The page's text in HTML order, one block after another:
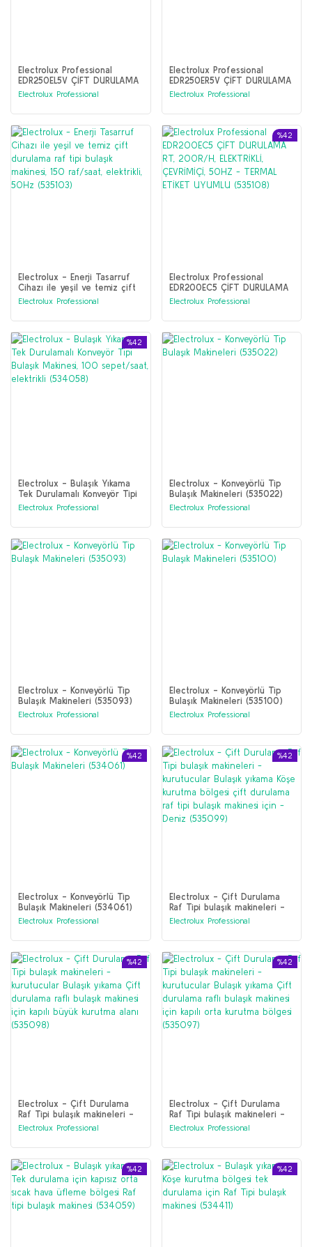
Electrolux Professional
EDR250EL5V ÇİFT DURULAMA
RT, 250R/H, ELEKTRİKLİ, ESD,
UYUMLU (535113)
Electrolux Professional
Electrolux Professional
EDR250ER5V ÇİFT DURULAMA
RT, 250R/H, ELEKTRİKLİ, ESD,
Electrolux Professional
Electrolux - Enerji Tasarruf
Cihazı ile yeşil ve temiz çift
durulama raf tipi bulaşık
elektrikli, 50Hz (535103)
Electrolux Professional
%42
Electrolux Professional
EDR200EC5 ÇİFT DURULAMA
RT, 200R/H, ELEKTRİKLİ,
ETİKET UYUMLU (535108)
Electrolux Professional
%42
Electrolux - Bulaşık Yıkama
Tek Durulamalı Konveyör Tipi
Bulaşık Makinesi, 100
(534058)
Electrolux Professional
Electrolux - Konveyörlü Tip
Bulaşık Makineleri (535022)
Electrolux Professional
Electrolux - Konveyörlü Tip
Bulaşık Makineleri (535093)
Electrolux Professional
Electrolux - Konveyörlü Tip
Bulaşık Makineleri (535100)
Electrolux Professional
%42
Electrolux - Konveyörlü Tip
Bulaşık Makineleri (534061)
Electrolux Professional
%42
Electrolux - Çift Durulama
Raf Tipi bulaşık makineleri -
kurutucular Bulaşık yıkama
durulama raf tipi bulaşık
makinesi için - Deniz
(535099)
Electrolux Professional
%42
Electrolux - Çift Durulama
Raf Tipi bulaşık makineleri -
kurutucular Bulaşık yıkama
makinesi için kapılı büyük
Electrolux Professional
%42
Electrolux - Çift Durulama
Raf Tipi bulaşık makineleri -
kurutucular Bulaşık yıkama
makinesi için kapılı orta
Electrolux Professional
%42 %42